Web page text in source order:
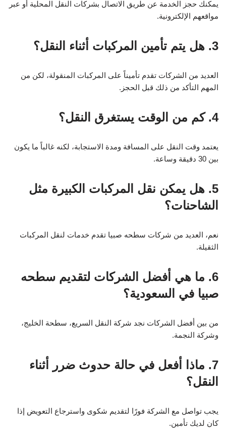
يمكنك حجز الخدمة عن طريق الاتصال بشركات النقل المحلية أو عبر
مواقعهم الإلكترونية.
3. هل يتم تأمين المركبات أثناء النقل؟
العديد من الشركات تقدم تأميناً على المركبات المنقولة، لكن من
المهم التأكد من ذلك قبل الحجز.
4. كم من الوقت يستغرق النقل؟
يعتمد وقت النقل على المسافة ومدة الاستجابة، لكنه غالباً ما يكون
بين 30 دقيقة وساعة.
5. هل يمكن نقل المركبات الكبيرة مثل
الشاحنات؟
نعم، العديد من شركات سطحه صبيا تقدم خدمات لنقل المركبات
الثقيلة.
6. ما هي أفضل الشركات لتقديم سطحه
صبيا في السعودية؟
من بين أفضل الشركات نجد شركة النقل السريع، سطحة الخليج،
وشركة النجمة.
7. ماذا أفعل في حالة حدوث ضرر أثناء
النقل؟
يجب تواصل مع الشركة فورًا لتقديم شكوى واسترجاع التعويض إذا
كان لديك تأمين.